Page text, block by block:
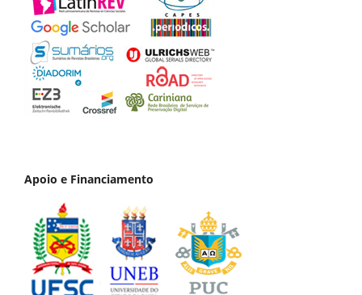
Apoio e Financiamento